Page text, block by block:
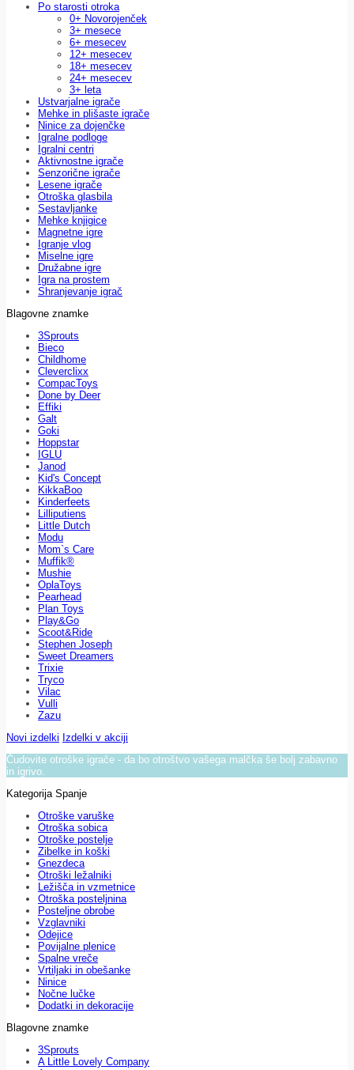
Po starosti otroka
0+ Novorojenček
3+ mesece
6+ mesecev
12+ mesecev
18+ mesecev
24+ mesecev
3+ leta
Ustvarjalne igrače
Mehke in plišaste igrače
Ninice za dojenčke
Igralne podloge
Igralni centri
Aktivnostne igrače
Senzorične igrače
Lesene igrače
Otroška glasbila
Sestavljanke
Mehke knjigice
Magnetne igre
Igranje vlog
Miselne igre
Družabne igre
Igra na prostem
Shranjevanje igrač
Blagovne znamke
3Sprouts
Bieco
Childhome
Cleverclixx
CompacToys
Done by Deer
Effiki
Galt
Goki
Hoppstar
IGLU
Janod
Kid's Concept
KikkaBoo
Kinderfeets
Lilliputiens
Little Dutch
Modu
Mom`s Care
Muffik®
Mushie
OplaToys
Pearhead
Plan Toys
Play&Go
Scoot&Ride
Stephen Joseph
Sweet Dreamers
Trixie
Tryco
Vilac
Vulli
Zazu
Novi izdelki Izdelki v akciji
Čudovite otroške igrače - da bo otroštvo vašega malčka še bolj zabavno
in igrivo.
Kategorija Spanje
Otroške varuške
Otroška sobica
Otroške postelje
Zibelke in koški
Gnezdeca
Otroški ležalniki
Ležišča in vzmetnice
Otroška posteljnina
Posteljne obrobe
Vzglavniki
Odejice
Povijalne plenice
Spalne vreče
Vrtiljaki in obešanke
Ninice
Nočne lučke
Dodatki in dekoracije
Blagovne znamke
3Sprouts
A Little Lovely Company